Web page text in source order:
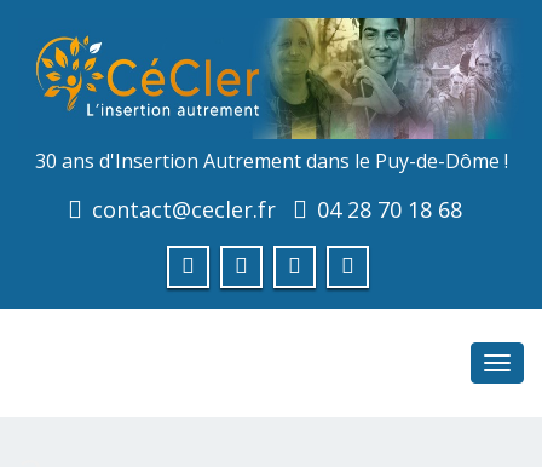
30 ans d'Insertion Autrement dans le Puy-de-Dôme !
contact@cecler.fr 04 28 70 18 68